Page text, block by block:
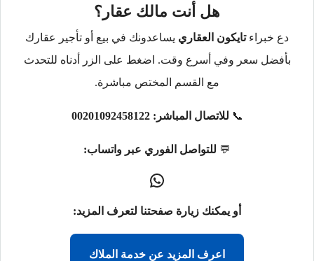
هل أنت مالك عقار؟
دع خبراءتايكون العقاري يساعدونك في بيع أو تأجير عقارك
بأفضل سعر وفي أسرع وقت. اضغط على الزر أدناه للتحدث
مع القسم المختص مباشرة.
📞 للاتصال المباشر: 00201092458122
💬 للتواصل الفوري عبر واتساب:
أو يمكنك زيارة صفحتنا لتعرف المزيد:
اعرف المزيد عن خدمة الملاك